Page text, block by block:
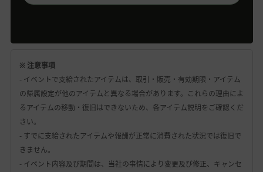
※ 注意事項
- イベントで支給されたアイテムは、取引・販売・有効期限・アイテム
の帰属設定が他のアイテムと異なる場合があります。これらの理由によ
るアイテムの移動・復旧はできないため、各アイテム説明をご確認くだ
さい。
- すでに支給されたアイテムや報酬が正常に消費された状況では復旧で
きません。
- イベント内容及び期間は、当社の事情により変更及び修正、キャンセ